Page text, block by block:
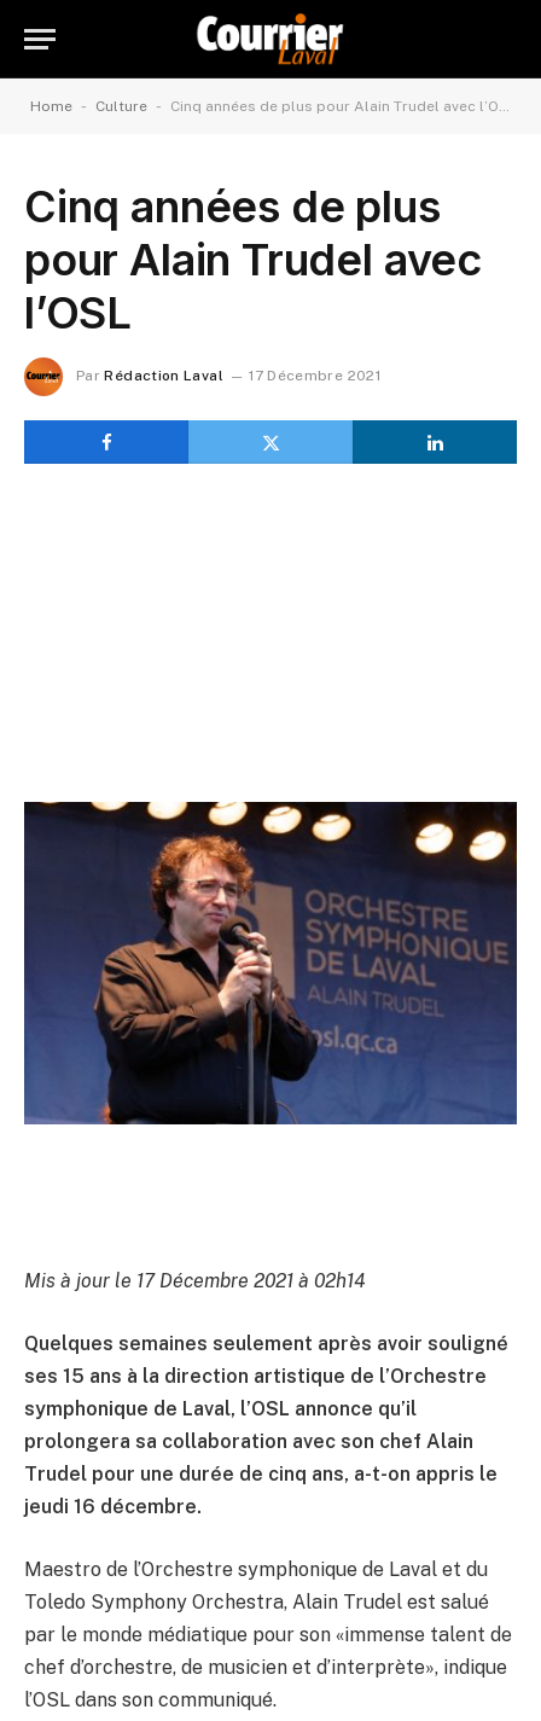
Home - Culture - Cinq années de plus pour Alain Trudel avec l’OSL
Cinq années de plus
pour Alain Trudel avec
l’OSL
Par Rédaction Laval 17 Décembre 2021
Mis à jour le 17 Décembre 2021 à 02h14
Quelques semaines seulement après avoir souligné
ses 15 ans à la direction artistique de l’Orchestre
symphonique de Laval, l’OSL annonce qu’il
prolongera sa collaboration avec son chef Alain
Trudel pour une durée de cinq ans, a-t-on appris le
jeudi 16 décembre.
Maestro de l’Orchestre symphonique de Laval et du
Toledo Symphony Orchestra, Alain Trudel est salué
par le monde médiatique pour son «immense talent de
chef d’orchestre, de musicien et d’interprète», indique
l’OSL dans son communiqué.